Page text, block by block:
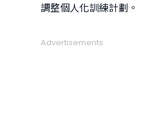
調整個人化訓練計劃。
Advertisements